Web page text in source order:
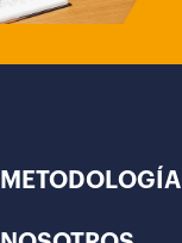
METODOLOGÍA